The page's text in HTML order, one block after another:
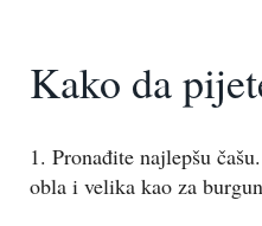
Kako da
1. Pronađite najlepšu
obla i velika kao za